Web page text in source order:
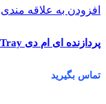
افزودن به علاقه مندی
پردازنده ای ام دی AMD Ryzen 5 8500G Tray
تماس بگیرید